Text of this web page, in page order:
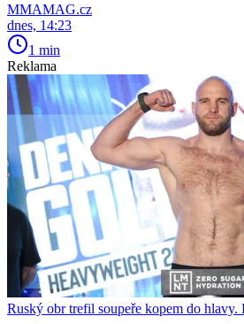
MMAMAG.cz
dnes, 14:23
1 min
Reklama
Ruský obr trefil soupeře kopem do hlavy.